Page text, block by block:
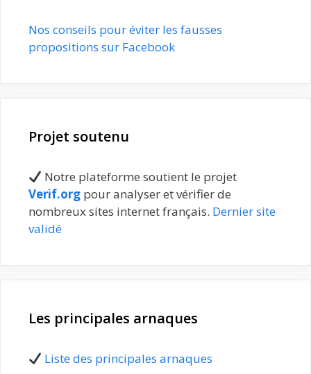
Nos conseils pour éviter les fausses
propositions sur Facebook
Projet soutenu
Notre plateforme soutient le projet
Verif.org pour analyser et vérifier de
nombreux sites internet français. Dernier site
validé
Les principales arnaques
Liste des principales arnaques